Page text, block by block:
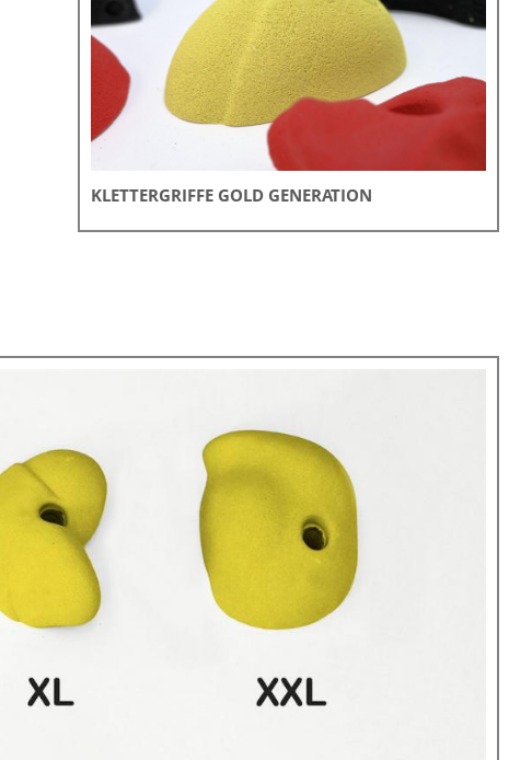
KLETTERGRIFFE GOLD GENERATION